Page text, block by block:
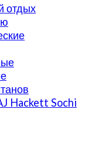
отдых
Hackett Sochi